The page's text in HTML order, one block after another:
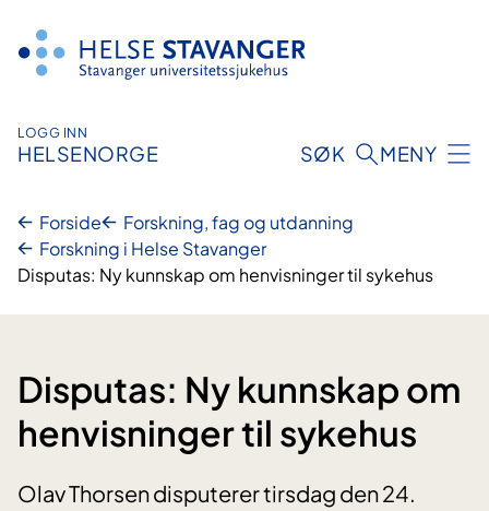
innhold
LOGG INN
HELSENORGE SØK MENY
Forside
Forskning, fag og utdanning
Forskning i Helse Stavanger
Disputas: Ny kunnskap om henvisninger til sykehus
Disputas: Ny kunnskap om
henvisninger til sykehus
Olav Thorsen disputerer tirsdag den 24.